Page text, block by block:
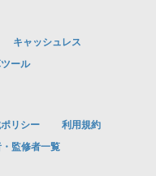
キャッシュレス
ール
リシー
利用規約
監修者一覧